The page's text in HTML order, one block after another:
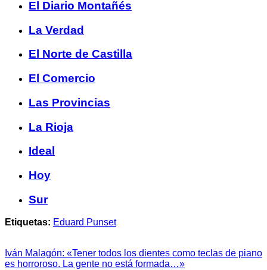
El Diario Montañés
La Verdad
El Norte de Castilla
El Comercio
Las Provincias
La Rioja
Ideal
Hoy
Sur
Etiquetas: Eduard Punset
Iván Malagón: «Tener todos los dientes como teclas de piano
es horroroso. La gente no está formada…»